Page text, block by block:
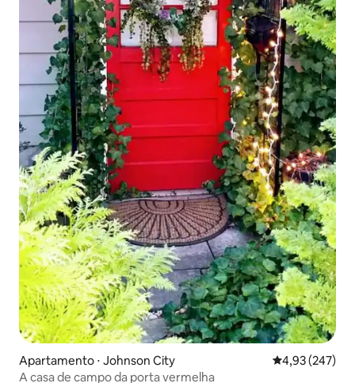
Apartamento ⋅ Johnson City 4,93 de uma
4,93 (247)
A casa de campo da porta vermelha